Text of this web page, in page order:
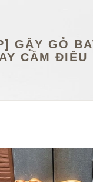
GẬY GỖ
CẦM ĐIÊU